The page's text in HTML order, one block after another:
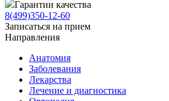
Гарантии качества
8(499)350-12-60
Записаться на прием
Направления
Анатомия
Заболевания
Лекарства
Лечение и диагностика